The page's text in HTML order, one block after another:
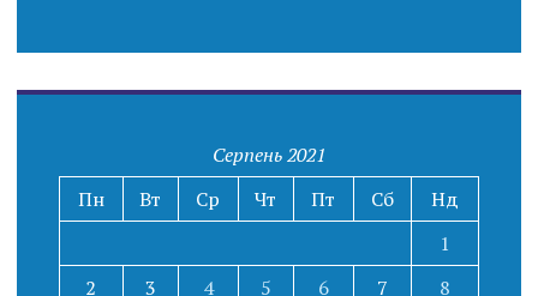
Серпень 2021
Пн
Вт Ср Чт Пт Сб
Нд
1
2
3 4 5 6 7
8